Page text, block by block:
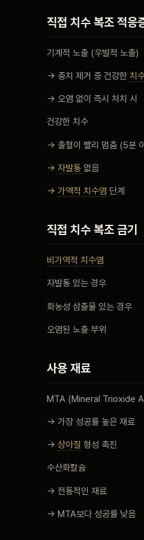
직접 치수 복조 적응
기계적 노출 (우발적 노출)
→ 충치 제거 중 건강한 치
→ 오염 없이 즉시 처치 시
건강한 치수
→ 출혈이 빨리 멈춤 (5분
→ 자발통 없음
→ 가역적 치수염 단계
직접 치수 복조 금기
비가역적 치수염
자발통 있는 경우
화농성 삼출물 있는 경우
오염된 노출 부위
사용 재료
MTA (Mineral Trioxide
→ 가장 성공률 높은 재료
→ 상아질 형성 촉진
수산화칼슘
→ 전통적인 재료
→ MTA보다 성공률 낮음